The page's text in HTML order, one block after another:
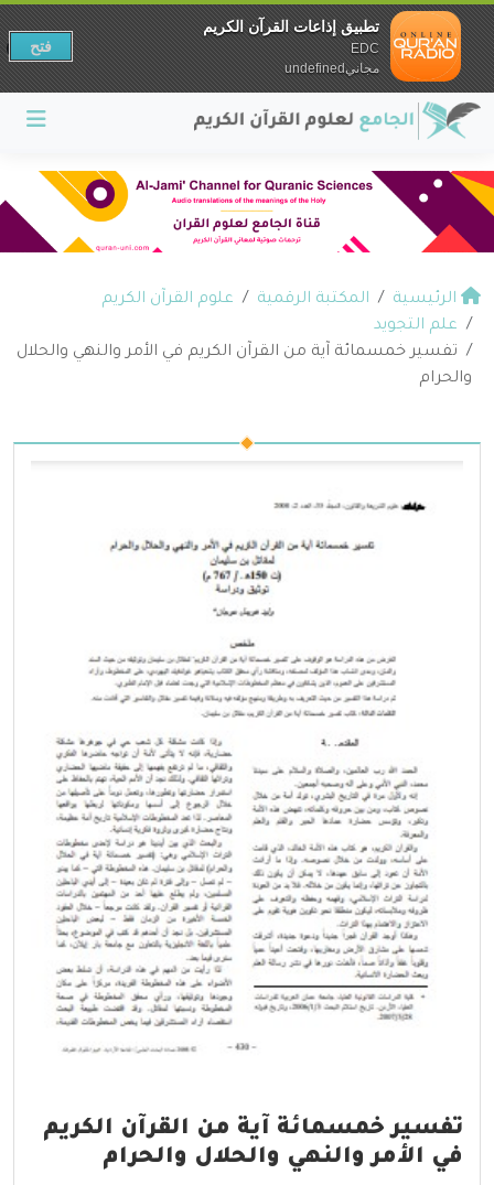
الرئيسية المكتبة الرقمية
علوم القرآن الكريم
علم التجويد
تفسير خمسمائة آية من القرآن الكريم في الأمر والنهي والحلال
والحرام
تفسير خمسمائة آية من القرآن الكريم
في الأمر والنهي والحلال والحرام
تطبيق إذاعات القرآن الكريم
EDC
مجانيundefined
فتح